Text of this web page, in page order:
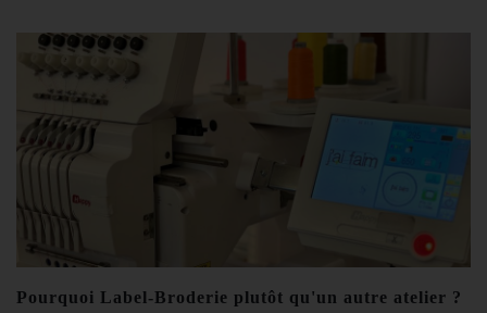
Pourquoi Label-Broderie plutôt qu'un autre atelier ?